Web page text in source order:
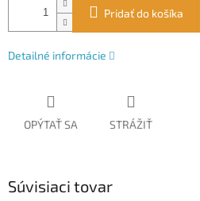
Pridať do košíka
Detailné informácie
OPÝTAŤ SA STRÁŽIŤ
Súvisiaci tovar